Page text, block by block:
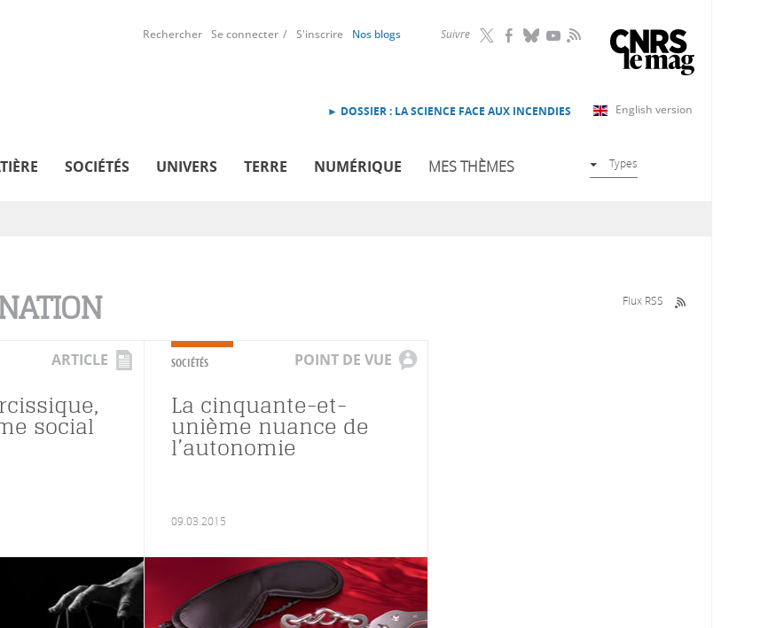
Suivre RSS
Rechercher Se connecter S'inscrire Nos blogs
English version
► DOSSIER : LA SCIENCE FACE AUX INCENDIES
SOCIÉTÉS UNIVERS TERRE NUMÉRIQUE MES THÈMES Types
Flux RSS
ARTICLE
social
SOCIÉTÉS POINT DE VUE
La cinquante-et-
unième nuance de
l’autonomie
09.03.2015